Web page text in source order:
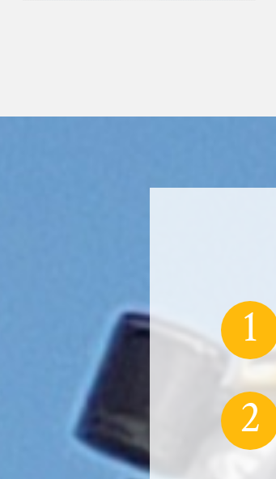
1
2